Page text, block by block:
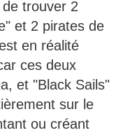
trouver 2
et 2 pirates de
en réalité
ces deux
et "Black Sails"
sur le
ou créant